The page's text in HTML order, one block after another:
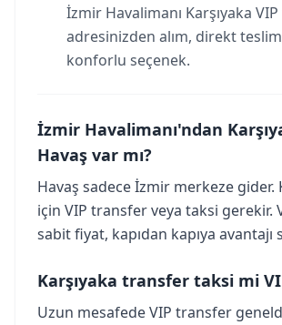
İzmir Havalimanı Karşıyaka
adresinizden alım, direkt
konforlu seçenek.
İzmir Havalimanı'ndan
Havaş var mı?
Havaş sadece İzmir merkeze gider.
için VIP transfer veya taksi gerekir.
sabit fiyat, kapıdan kapıya avantajı
Karşıyaka transfer taksi mi
Uzun mesafede VIP transfer